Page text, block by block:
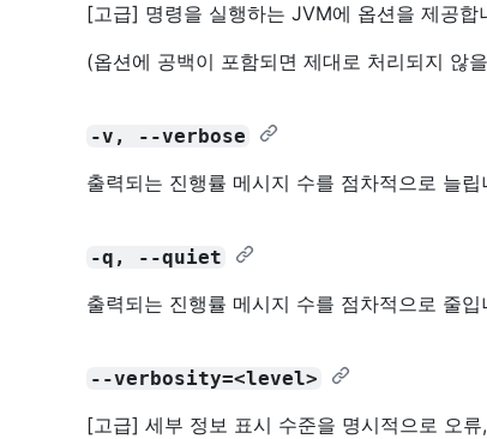
[고급] 명령을 실행하는 JVM에 옵션을 제공합
(옵션에 공백이 포함되면 제대로 처리되지 않
-v, --verbose
출력되는 진행률 메시지 수를 점차적으로 늘립
-q, --quiet
출력되는 진행률 메시지 수를 점차적으로 줄입
--verbosity=<level>
[고급] 세부 정보 표시 수준을 명시적으로 오